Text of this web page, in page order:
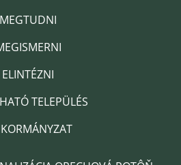
MEGTUDNI
ELINTÉZNI
TELEPÜLÉS